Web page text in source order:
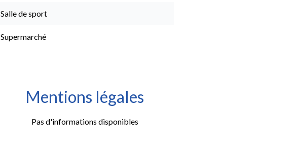
Salle de sport
Supermarché
Mentions légales
Pas d'informations disponibles